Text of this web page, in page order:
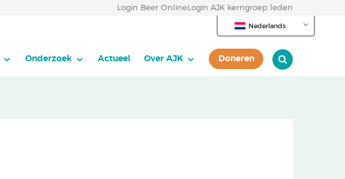
Login Beer Online Login AJK kerngroep leden
Nederlands
Onderzoek Actueel Over AJK Doneren